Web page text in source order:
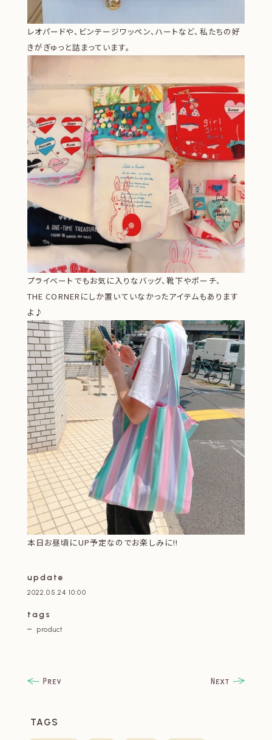
レオパードや、ビンテージワッペン、ハートなど、私たちの好
きがぎゅっと詰まっています。
プライベートでもお気に入りなバッグ、靴下やポーチ、
THE CORNERにしか置いていなかったアイテムもあります
よ♪
本日お昼頃にUP予定なのでお楽しみに!!
update
2022.05.24 10:00
tags
product
TAGS